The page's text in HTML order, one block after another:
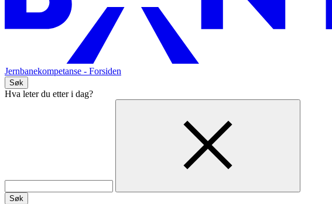
Jernbanekompetanse - Forsiden
Søk
Hva leter du etter i dag?
Søk